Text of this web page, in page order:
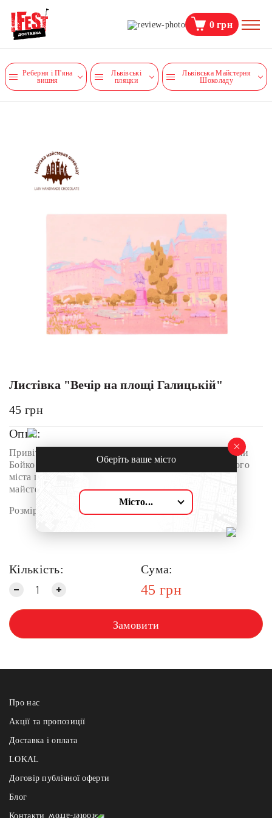
0грн
Реберня і П'яна
вишня
Львівські
пляцки
Львівська Майстерня
Шоколаду
Листівка "Вечір на площі Галицькій"
45 грн
Опис:
Привітальна листівка з ілюстрацією художниці Оксани
Бойко. Зображення з затишною атмосферою вечірнього
міста передає, створене спеціально для Львівської
майстерні шоколаду.
Розмір: 10,5см x 14,8см
Кількість: Сума:
45 грн
Замовити
Про нас
Акції та пропозиції
Доставка і оплата
LOKAL
Договір публічної оферти
Блог
Контакти
Оберіть ваше місто
Місто...